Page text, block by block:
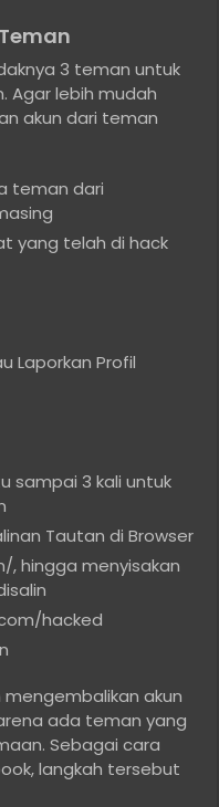
3 teman untuk
Agar lebih mudah
akun dari teman
teman dari
yang telah di hack
Laporkan Profil
sampai 3 kali untuk
Tautan di Browser
hingga menyisakan
hacked
akun
ada teman yang
Sebagai cara
langkah tersebut